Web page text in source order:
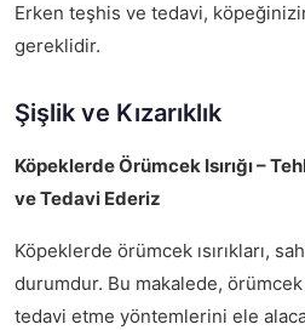
Erken teşhis ve tedavi,
gereklidir.
Şişlik ve Kızarıklık
Köpeklerde Örümcek Isırığı –
ve Tedavi Ederiz
Köpeklerde örümcek ısırıkları,
durumdur. Bu makalede, örümcek
tedavi etme yöntemlerini ele